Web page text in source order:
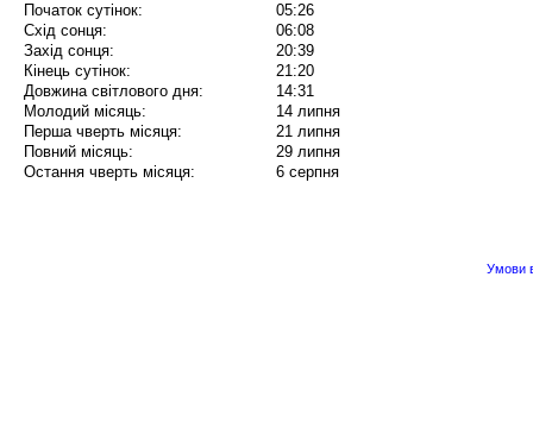
Початок сутінок:
05:26
Схід сонця:
06:08
Захід сонця:
20:39
Кінець сутінок:
21:20
Довжина світлового дня:
14:31
Молодий місяць:
14 липня
Перша чверть місяця:
21 липня
Повний місяць:
29 липня
Остання чверть місяця:
6 серпня
Умови